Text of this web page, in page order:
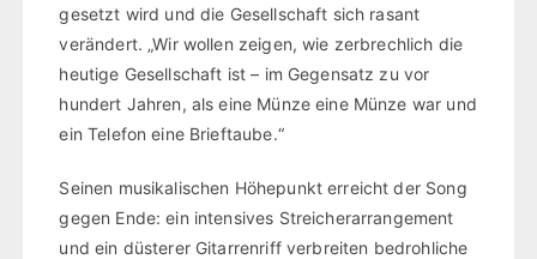
gesetzt wird und die Gesellschaft sich rasant
verändert. „Wir wollen zeigen, wie zerbrechlich die
heutige Gesellschaft ist – im Gegensatz zu vor
hundert Jahren, als eine Münze eine Münze war und
ein Telefon eine Brieftaube.“
Seinen musikalischen Höhepunkt erreicht der Song
gegen Ende: ein intensives Streicherarrangement
und ein düsterer Gitarrenriff verbreiten bedrohliche